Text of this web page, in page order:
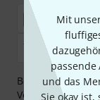
Mit
passende
und das
Sie okay ist,
Bezahlen Sie
Vorkasse,